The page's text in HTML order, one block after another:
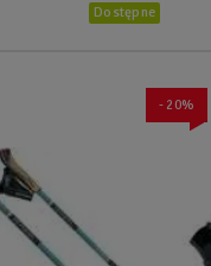
Dostępne
- 20%